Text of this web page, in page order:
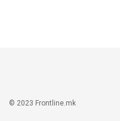
© 2023 Frontline.mk